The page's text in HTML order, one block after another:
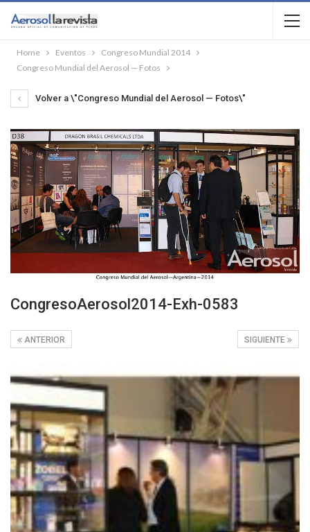
Home Eventos
Congreso Mundial 2014
Congreso Mundial del Aerosol — Fotos
Volver a \"Congreso Mundial del Aerosol — Fotos\"
CongresoAerosol2014-Exh-0583
SIGUIENTE
ANTERIOR